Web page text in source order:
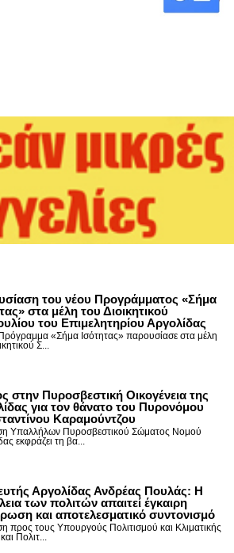
του νέου Προγράμματος «Σήμα
στα μέλη του Διοικητικού
του Επιμελητηρίου Αργολίδας
«Σήμα Ισότητας» παρουσίασε στα μέλη
Σ...
στην Πυροσβεστική Οικογένεια της
για τον θάνατο του Πυρονόμου
Καραμούντζου
Υπαλλήλων Πυροσβεστικού Σώματος Νομού
εκφράζει τη βα...
Αργολίδας Ανδρέας Πουλάς: Η
των πολιτών απαιτεί έγκαιρη
και αποτελεσματικό συντονισμό
προς τους Υπουργούς Πολιτισμού και Κλιματικής
Πολιτ...